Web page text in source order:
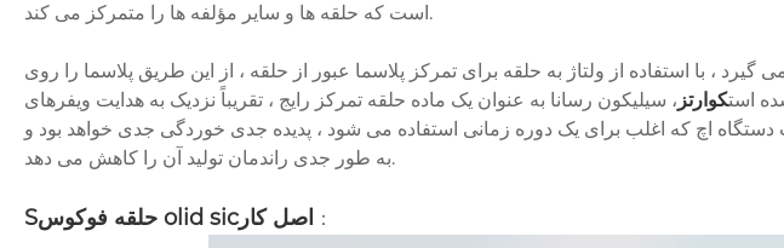
است که حلقه ها و سایر مؤلفه ها را متمرکز می کند.
با استفاده از ولتاژ به حلقه برای تمرکز پلاسما عبور از حلقه ، از این طریق پلاسما را روی
استکوارتز ، سیلیکون رسانا به عنوان یک ماده حلقه تمرکز رایج ، تقریباً نزدیک به هدایت ویفرهای
اچ که اغلب برای یک دوره زمانی استفاده می شود ، پدیده جدی خوردگی جدی خواهد بود و
به طور جدی راندمان تولید آن را کاهش می دهد.
S حلقه فوکوس olid sicاصل کار ：